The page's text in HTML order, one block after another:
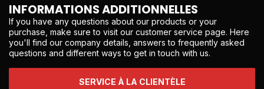
INFORMATIONS ADDITIONNELLES
If you have any questions about our products or your
purchase, make sure to visit our customer service page. Here
you'll find our company details, answers to frequently asked
questions and different ways to get in touch with us.
SERVICE À LA CLIENTÈLE